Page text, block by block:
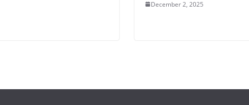
December 2, 2025